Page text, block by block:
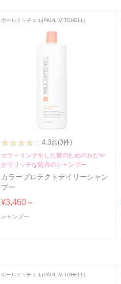
ポールミッチェル(PAUL MITCHELL)
4.3点(3件)
カラーリングをした髪のためのおだや
かでリッチな処方のシャンプー
カラープロテクトデイリーシャン
プー
¥3,460～
シャンプー
ポールミッチェル(PAUL MITCHELL)